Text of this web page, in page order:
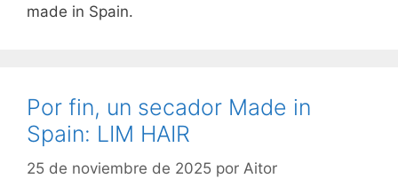
made in Spain.
Por fin, un secador Made in
Spain: LIM HAIR
25 de noviembre de 2025 por Aitor